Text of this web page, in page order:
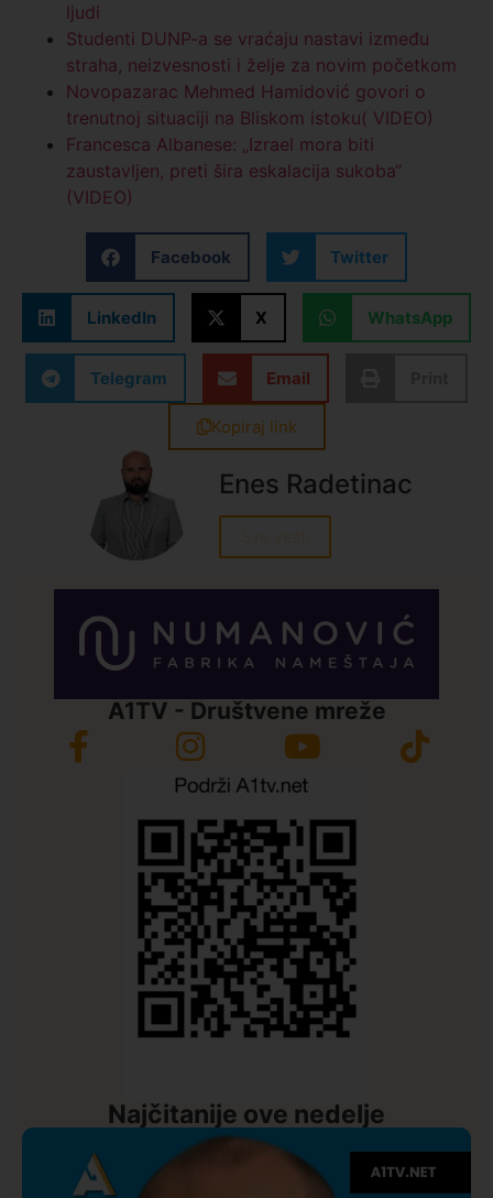
ljudi
Studenti DUNP-a se vraćaju nastavi između
straha, neizvesnosti i želje za novim početkom
Novopazarac Mehmed Hamidović govori o
trenutnoj situaciji na Bliskom istoku( VIDEO)
Francesca Albanese: „Izrael mora biti
zaustavljen, preti šira eskalacija sukoba“
(VIDEO)
Facebook Twitter
LinkedIn X WhatsApp
Telegram Email
Kopiraj link
Enes Radetinac
Sve vesti
A1TV - Društvene mreže
Najčitanije ove nedelje